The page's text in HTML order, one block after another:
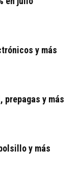
y más
y más
y más